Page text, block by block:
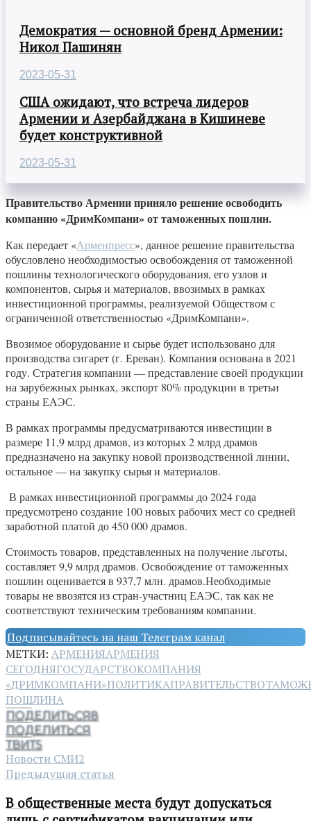
Демократия — основной бренд Армении:
Никол Пашинян
2023-05-31
США ожидают, что встреча лидеров
Армении и Азербайджана в Кишиневе
будет конструктивной
2023-05-31
Правительство Армении приняло решение освободить
компанию «ДримКомпани» от таможенных пошлин.
Как передает «Арменпресс», данное решение правительства
обусловлено необходимостью освобождения от таможенной
пошлины технологического оборудования, его узлов и
компонентов, сырья и материалов, ввозимых в рамках
инвестиционной программы, реализуемой Обществом с
ограниченной ответственностью «ДримКомпани».
Ввозимое оборудование и сырье будет использовано для
производства сигарет (г. Ереван). Компания основана в 2021
году. Стратегия компании — представление своей продукции
на зарубежных рынках, экспорт 80% продукции в третьи
страны ЕАЭС.
В рамках программы предусматриваются инвестиции в
размере 11,9 млрд драмов, из которых 2 млрд драмов
предназначено на закупку новой производственной линии,
остальное — на закупку сырья и материалов.
В рамках инвестиционной программы до 2024 года
предусмотрено создание 100 новых рабочих мест со средней
заработной платой до 450 000 драмов.
Стоимость товаров, представленных на получение льготы,
составляет 9,9 млрд драмов. Освобождение от таможенных
пошлин оценивается в 937,7 млн. драмов.Необходимые
товары не ввозятся из стран-участниц ЕАЭС, так как не
соответствуют техническим требованиям компании.
Подписывайтесь на наш Телеграм канал
МЕТКИ: АРМЕНИЯАРМЕНИЯ
СЕГОДНЯГОСУДАРСТВОКОМПАНИЯ
«ДРИМКОМПАНИ»ПОЛИТИКАПРАВИТЕЛЬСТВО
ПОШЛИНА
ПОДЕЛИТЬСЯ8
ПОДЕЛИТЬСЯ
ТВИТ5
Новости СМИ2
Предыдущая статья
В общественные места будут допускаться